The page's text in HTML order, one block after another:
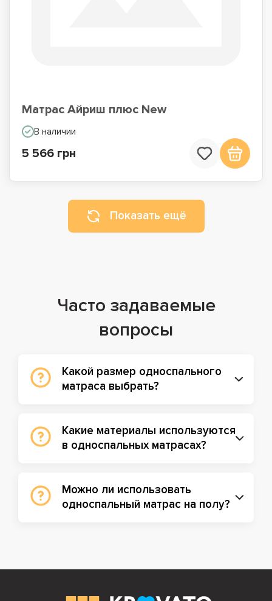
Матрас Айриш плюс New
В наличии
5 566 грн
Показать ещё
Часто задаваемые
вопросы
Какой размер односпального
матраса выбрать?
Какие материалы используются
в односпальных матрасах?
Можно ли использовать
односпальный матрас на полу?